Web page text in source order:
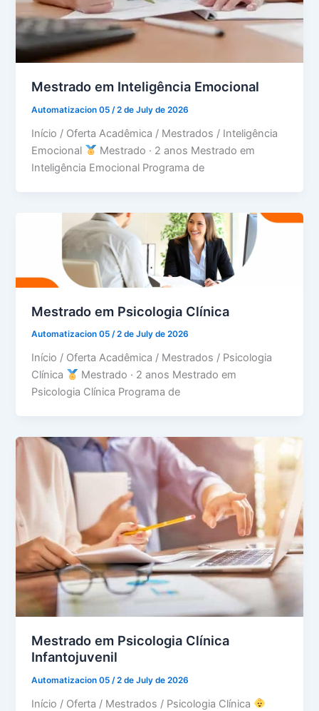
Mestrado em Inteligência Emocional
Automatizacion 05/2 de July de 2026
Início / Oferta Acadêmica / Mestrados / Inteligência
Emocional
Mestrado · 2 anos Mestrado em
Inteligência Emocional Programa de
Mestrado em Psicologia Clínica
Automatizacion 05/2 de July de 2026
Início / Oferta Acadêmica / Mestrados / Psicologia
Clínica
Mestrado · 2 anos Mestrado em
Psicologia Clínica Programa de
Mestrado em Psicologia Clínica
Infantojuvenil
Automatizacion 05 /2 de July de 2026
Início / Oferta / Mestrados / Psicologia Clínica